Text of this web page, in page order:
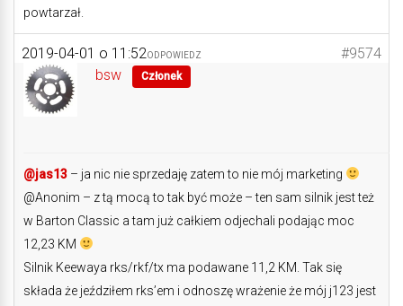
powtarzał.
2019-04-01 o 11:52 #9574
ODPOWIEDZ
bsw Członek
@jas13 – ja nic nie sprzedaję zatem to nie mój marketing
@Anonim – z tą mocą to tak być może – ten sam silnik jest też
w Barton Classic a tam już całkiem odjechali podając moc
12,23 KM
Silnik Keewaya rks/rkf/tx ma podawane 11,2 KM. Tak się
składa że jeździłem rks’em i odnoszę wrażenie że mój j123 jest